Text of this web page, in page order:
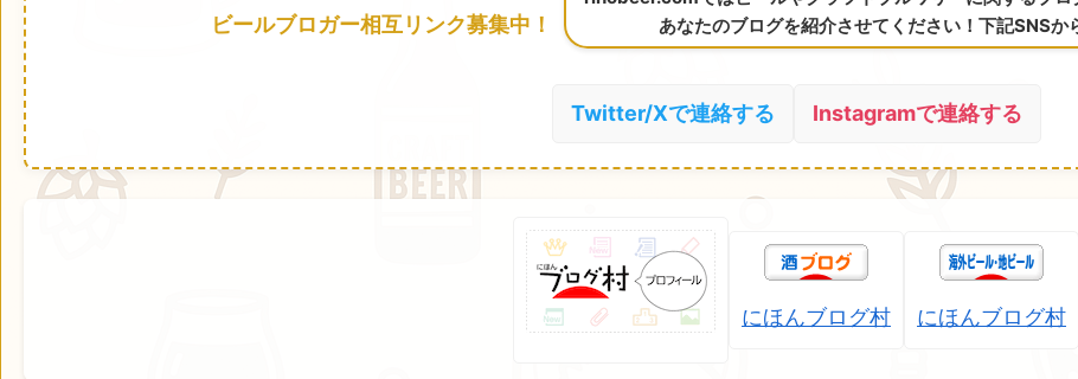
ビールブロガー相互リンク募集中！
あなたのブログを紹介させてください！下記SNSか
Twitter/Xで連絡する Instagramで連絡する
にほんブログ村 にほんブログ村